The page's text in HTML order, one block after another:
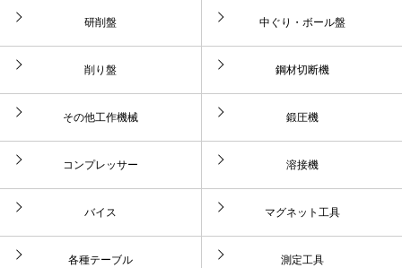
研削盤 中ぐり・ボール盤
削り盤 鋼材切断機
その他工作機械 鍛圧機
コンプレッサー 溶接機
バイス マグネット工具
各種テーブル 測定工具